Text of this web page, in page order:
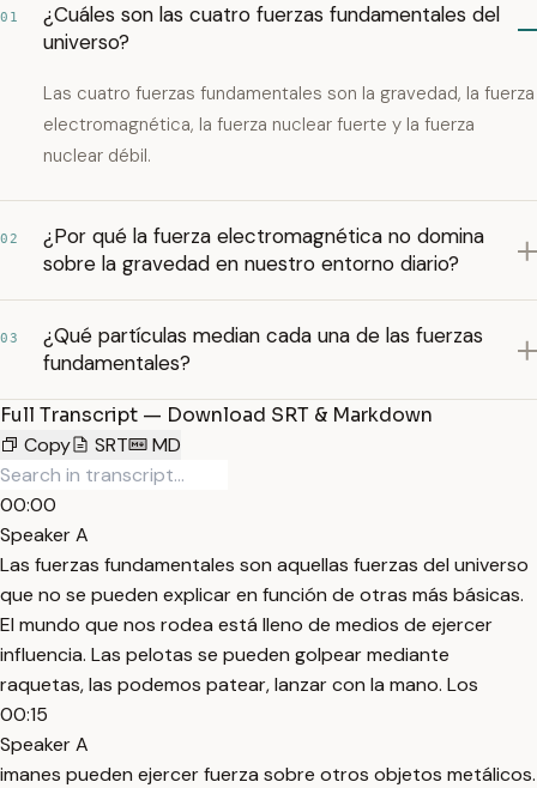
01
¿Cuáles son las cuatro fuerzas fundamentales del
universo?
Las cuatro fuerzas fundamentales son la gravedad, la fuerza
electromagnética, la fuerza nuclear fuerte y la fuerza
nuclear débil.
02
¿Por qué la fuerza electromagnética no domina
sobre la gravedad en nuestro entorno diario?
03
¿Qué partículas median cada una de las fuerzas
fundamentales?
Full Transcript — Download SRT & Markdown
Copy
SRT MD
00:00
Speaker A
Las fuerzas fundamentales son aquellas fuerzas del universo
que no se pueden explicar en función de otras más básicas.
El mundo que nos rodea está lleno de medios de ejercer
influencia. Las pelotas se pueden golpear mediante
raquetas, las podemos patear, lanzar con la mano. Los
00:15
Speaker A
imanes pueden ejercer fuerza sobre otros objetos metálicos.